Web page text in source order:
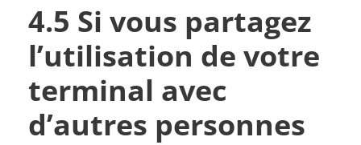
4.5 Si vous partagez
l’utilisation de votre
terminal avec
d’autres personnes